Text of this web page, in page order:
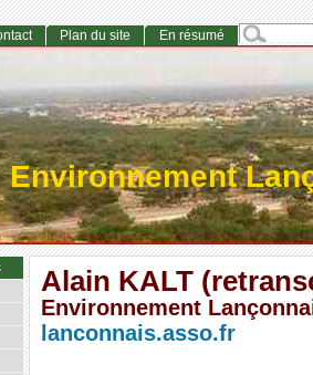
Environnement
Alain KALT
Environnement
lanconnais.asso.fr
Plan du site En résumé